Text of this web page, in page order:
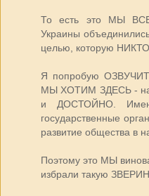
То есть это МЫ
Украины
целью, которую
Я попробую
МЫ ХОТИМ ЗДЕСЬ -
и ДОСТОЙНО.
государственные
развитие общества в
Поэтому это МЫ
избрали такую